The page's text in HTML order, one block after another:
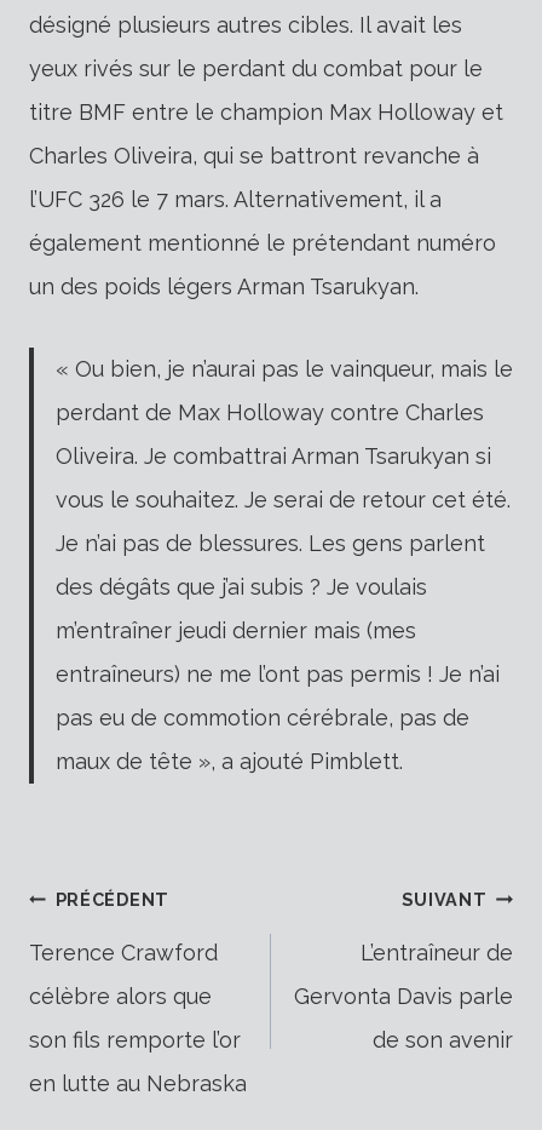
désigné plusieurs autres cibles. Il avait les
yeux rivés sur le perdant du combat pour le
titre BMF entre le champion Max Holloway et
Charles Oliveira, qui se battront revanche à
l’UFC 326 le 7 mars. Alternativement, il a
également mentionné le prétendant numéro
un des poids légers Arman Tsarukyan.
« Ou bien, je n’aurai pas le vainqueur, mais le
perdant de Max Holloway contre Charles
Oliveira. Je combattrai Arman Tsarukyan si
vous le souhaitez. Je serai de retour cet été.
Je n’ai pas de blessures. Les gens parlent
des dégâts que j’ai subis ? Je voulais
m’entraîner jeudi dernier mais (mes
entraîneurs) ne me l’ont pas permis ! Je n’ai
pas eu de commotion cérébrale, pas de
maux de tête », a ajouté Pimblett.
Navigation
de
PRÉCÉDENT
Terence Crawford
célèbre alors que
son fils remporte l’or
en lutte au Nebraska
SUIVANT
L’entraîneur de
Gervonta Davis parle
de son avenir